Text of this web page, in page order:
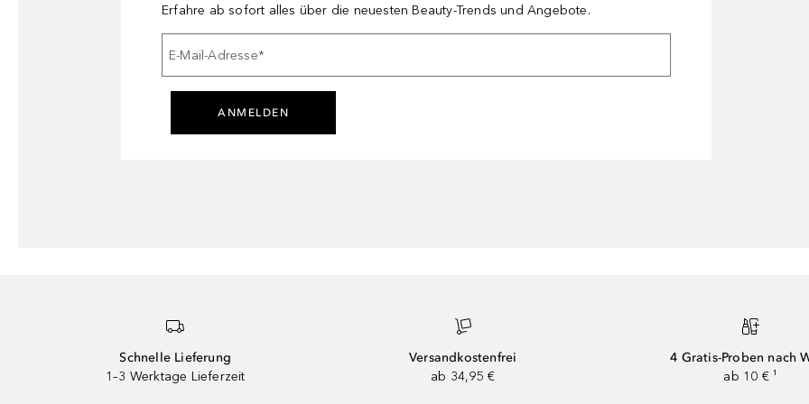
Erfahre ab sofort alles über die neuesten Beauty-Trends und Angebote.
E-Mail-Adresse*
ANMELDEN
Schnelle Lieferung
1–3 Werktage Lieferzeit
Versandkostenfrei
ab 34,95 €
4 Gratis-Proben nach
ab 10 € ¹